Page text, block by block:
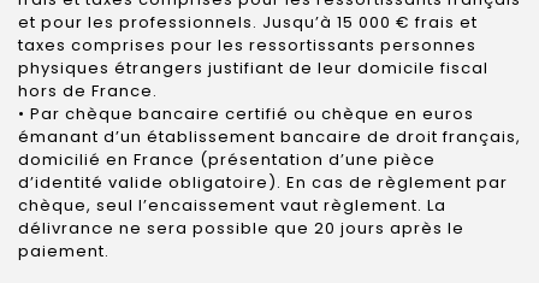
et pour les professionnels. Jusqu’à 15 000 € frais et
taxes comprises pour les ressortissants personnes
physiques étrangers justifiant de leur domicile fiscal
hors de France.
• Par chèque bancaire certifié ou chèque en euros
émanant d’un établissement bancaire de droit français,
domicilié en France (présentation d’une pièce
d’identité valide obligatoire). En cas de règlement par
chèque, seul l’encaissement vaut règlement. La
délivrance ne sera possible que 20 jours après le
paiement.